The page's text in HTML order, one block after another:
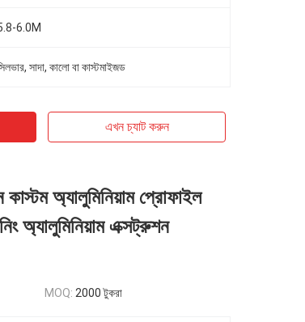
6.0M
সাদা, কালো বা কাস্টমাইজড
এখন চ্যাট করুন
কাস্টম অ্যালুমিনিয়াম প্রোফাইল
অ্যালুমিনিয়াম এক্সট্রুশন
MOQ: 2000 টুকরা